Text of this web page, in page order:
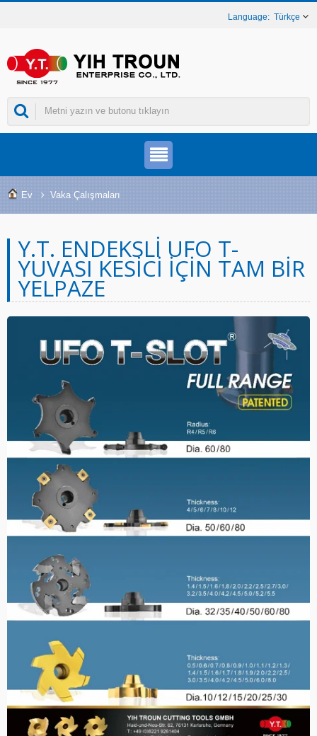
Türkçe
Ev Vaka Çalışmaları
Y.T. ENDEKSLI UFO T-
YUVASI KESICI IÇIN TAM BIR
YELPAZE